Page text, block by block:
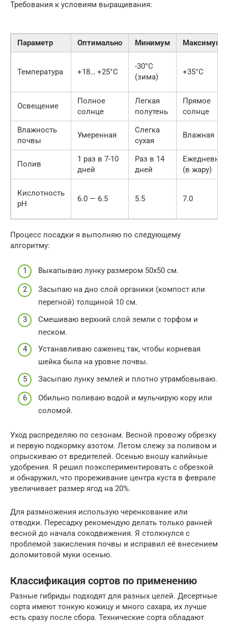
Требования к условиям выращивания:
Параметр Оптимально Минимум Максимум
Температура +18… +25°C
-30°C
(зима)
+35°C
Освещение
Полное
солнце
Легкая
полутень
Прямое
солнце
Влажность
почвы
Умеренная
Слегка
сухая
Влажная
Полив
1 раз в 7-10
дней
Раз в 14
дней
Ежедневно
(в жару)
Кислотность
pH
6.0 — 6.5 5.5 7.0
Процесс посадки я выполняю по следующему
алгоритму:
Выкапываю лунку размером 50х50 см.
Засыпаю на дно слой органики (компост или
перегной) толщиной 10 см.
Смешиваю верхний слой земли с торфом и
песком.
Устанавливаю саженец так, чтобы корневая
шейка была на уровне почвы.
Засыпаю лунку землей и плотно утрамбовываю.
Обильно поливаю водой и мульчирую кору или
соломой.
Уход распределяю по сезонам. Весной провожу обрезку
и первую подкормку азотом. Летом слежу за поливом и
опрыскиваю от вредителей. Осенью вношу калийные
удобрения. Я решил поэкспериментировать с обрезкой
и обнаружил, что прореживание центра куста в феврале
увеличивает размер ягод на 20%.
Для размножения использую черенкование или
отводки. Пересадку рекомендую делать только ранней
весной до начала сокодвижения. Я столкнулся с
проблемой закисления почвы и исправил её внесением
доломитовой муки осенью.
Классификация сортов по применению
Разные гибриды подходят для разных целей. Десертные
сорта имеют тонкую кожицу и много сахара, их лучше
есть сразу после сбора. Технические сорта обладают